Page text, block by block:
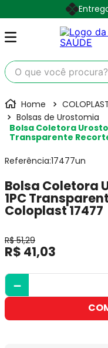
O que você procura?
Bolsas de Urostomia
Bolsa Coletora
Transparente
Referência:17477un
Bolsa Coletora
1PC
Coloplast 17477
R$ 51,29
R$ 41,03
－